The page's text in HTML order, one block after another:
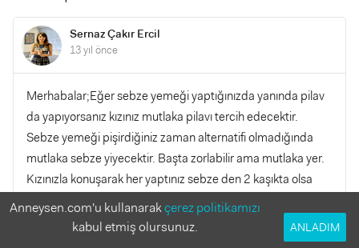
Sernaz Çakır Ercil
13 yıl önce
Merhabalar;Eğer sebze yemeği yaptığınızda yanında pilav
da yapıyorsanız kızınız mutlaka pilavı tercih edecektir.
Sebze yemeği pişirdiğiniz zaman alternatifi olmadığında
mutlaka sebze yiyecektir. Başta zorlabilir ama mutlaka yer.
Kızınızla konuşarak her yaptınız sebze den 2 kaşıkta olsa
yemesini sağlayın böylelikle herşeyin tadını bilir ve zamanla
sever.Sağlıklı günler dilerim..
Anneysen.com'u kullanarakçerez politikamızı
kabul etmiş olursunuz.
ANLADIM